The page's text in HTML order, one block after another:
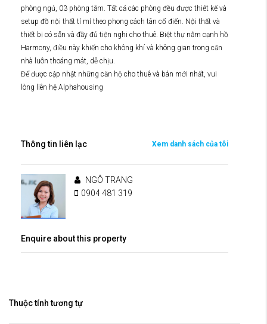
phòng ngủ, 03 phòng tắm. Tất cả các phòng đều được thiết kế và
setup đồ nội thất tỉ mỉ theo phong cách tân cổ điển. Nội thất và
thiết bị có sẵn và đầy đủ tiện nghi cho thuê. Biệt thự nằm cạnh hồ
Harmony, điều này khiến cho không khí và không gian trong căn
nhà luôn thoáng mát, dễ chịu.
Để được cập nhật những căn hộ cho thuê và bán mới nhất, vui
lòng liên hệ Alphahousing
Thông tin liên lạc Xem danh sách của tôi
NGÔ TRANG
0904 481 319
Enquire about this property
Thuộc tính tương tự